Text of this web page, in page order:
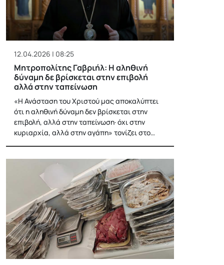
12.04.2026 | 08:25
Μητροπολίτης Γαβριήλ: Η αληθινή
δύναμη δε βρίσκεται στην επιβολή
αλλά στην ταπείνωση
«Η Ανάσταση του Χριστού μας αποκαλύπτει
ότι η αληθινή δύναμη δεν βρίσκεται στην
επιβολή, αλλά στην ταπείνωση· όχι στην
κυριαρχία, αλλά στην αγάπη» τονίζει στο…